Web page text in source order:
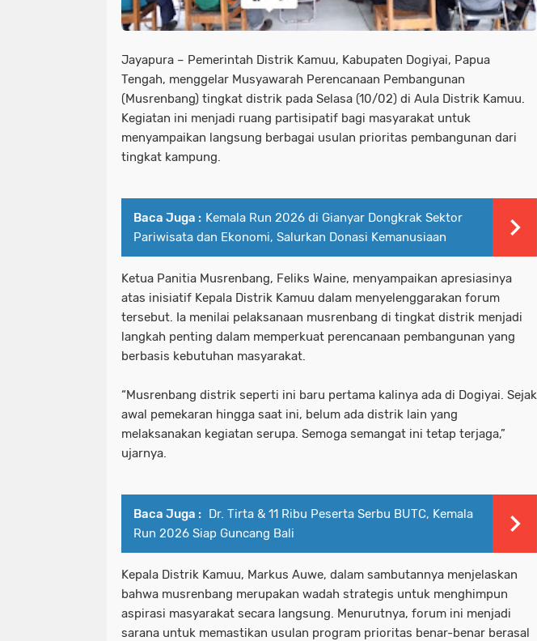
Jayapura – Pemerintah Distrik Kamuu, Kabupaten Dogiyai, Papua
Tengah, menggelar Musyawarah Perencanaan Pembangunan
(Musrenbang) tingkat distrik pada Selasa (10/02) di Aula Distrik Kamuu.
Kegiatan ini menjadi ruang partisipatif bagi masyarakat untuk
menyampaikan langsung berbagai usulan prioritas pembangunan dari
tingkat kampung.
Baca Juga : Kemala Run 2026 di Gianyar Dongkrak Sektor
Pariwisata dan Ekonomi, Salurkan Donasi Kemanusiaan
Ketua Panitia Musrenbang, Feliks Waine, menyampaikan apresiasinya
atas inisiatif Kepala Distrik Kamuu dalam menyelenggarakan forum
tersebut. Ia menilai pelaksanaan musrenbang di tingkat distrik menjadi
langkah penting dalam memperkuat perencanaan pembangunan yang
berbasis kebutuhan masyarakat.
“Musrenbang distrik seperti ini baru pertama kalinya ada di Dogiyai. Sejak
awal pemekaran hingga saat ini, belum ada distrik lain yang
melaksanakan kegiatan serupa. Semoga semangat ini tetap terjaga,”
ujarnya.
Baca Juga : Dr. Tirta & 11 Ribu Peserta Serbu BUTC, Kemala
Run 2026 Siap Guncang Bali
Kepala Distrik Kamuu, Markus Auwe, dalam sambutannya menjelaskan
bahwa musrenbang merupakan wadah strategis untuk menghimpun
aspirasi masyarakat secara langsung. Menurutnya, forum ini menjadi
sarana untuk memastikan usulan program prioritas benar-benar berasal